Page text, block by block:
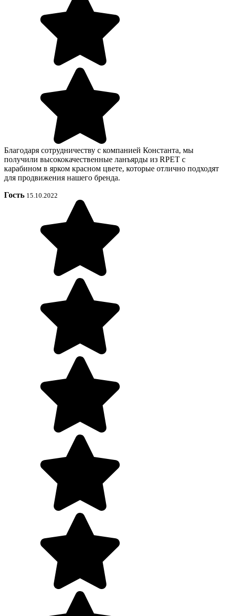
Благодаря сотрудничеству с компанией Константа, мы
получили высококачественные ланъярды из RPET с
карабином в ярком красном цвете, которые отлично подходят
для продвижения нашего бренда.
Гость 15.10.2022